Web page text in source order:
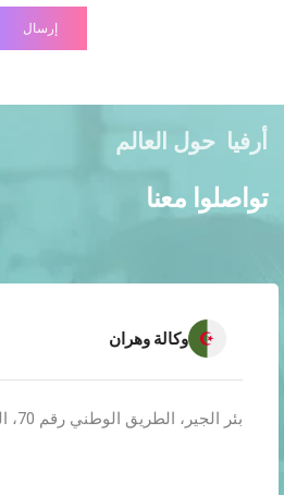
إرسال
أرفيا حول العالم
تواصلوا معنا
وكالة وهران
بئر الجير، الطريق الوطني رقم 70، المقطع 1